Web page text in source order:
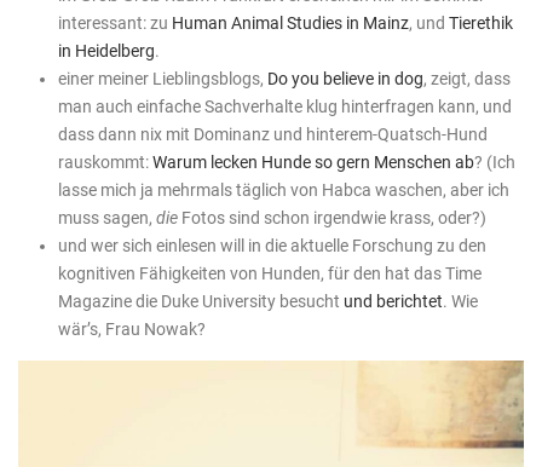
interessant: zu Human Animal Studies in Mainz, und Tierethik
in Heidelberg.
einer meiner Lieblingsblogs, Do you believe in dog, zeigt, dass
man auch einfache Sachverhalte klug hinterfragen kann, und
dass dann nix mit Dominanz und hinterem-Quatsch-Hund
rauskommt:Warum lecken Hunde so gern Menschen ab? (Ich
lasse mich ja mehrmals täglich von Habca waschen, aber ich
muss sagen, dieFotos sind schon irgendwie krass, oder?)
und wer sich einlesen will in die aktuelle Forschung zu den
kognitiven Fähigkeiten von Hunden, für den hat das Time
Magazine die Duke University besucht und berichtet. Wie
wär’s, Frau Nowak?